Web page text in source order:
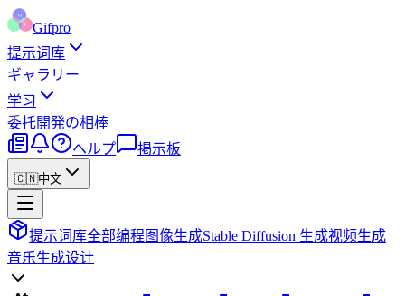
Gifpro
提示词库
ギャラリー
学习
委托開発の相棒
ヘルプ
掲示板
🇨🇳中文
提示词库全部编程 图像生成Stable Diffusion 生成视频生成
音乐生成设计